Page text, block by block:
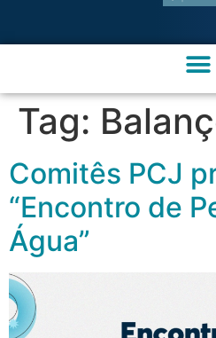
Tag:
Comitês PCJ
“Encontro de
Água”